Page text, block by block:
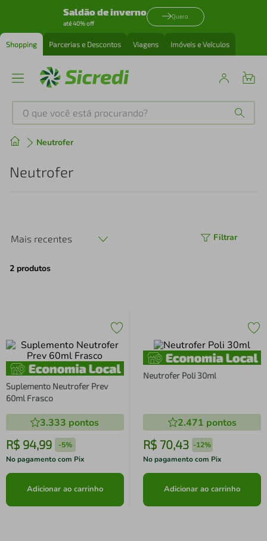
Saldão de inverno
até 40% off
Quero
Shopping Parcerias e Descontos Viagens Imóveis e Veículos
O que você está procurando?
Neutrofer
Neutrofer
Mais recentes Filtrar
2 produtos
Suplemento Neutrofer Prev
60ml Frasco
3.333 pontos
R$ 94,99 -5%
No pagamento com Pix
Adicionar ao carrinho
Neutrofer Poli 30ml
2.471 pontos
R$ 70,43 -12%
No pagamento com Pix
Adicionar ao carrinho
Produtos mais buscados
º tenis
perfume
4º air fryer